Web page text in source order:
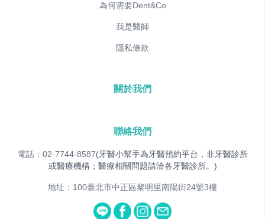
為何需要Dent&Co
我是醫師
隱私條款
關於我們
聯絡我們
電話：02-7744-8587(牙醫小幫手為牙醫預約平台，非牙醫診所
或醫療機構；醫療相關問題請洽各牙醫診所。)
地址：100臺北市中正區黎明里南陽街24號3樓